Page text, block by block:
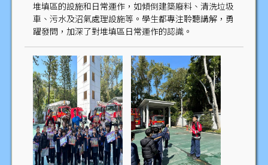
堆填區的設施和日常運作，如傾倒建築廢料、清洗垃圾
車、污水及沼氣處理設施等。學生都專注聆聽講解，勇
躍發問，加深了對堆填區日常運作的認識。